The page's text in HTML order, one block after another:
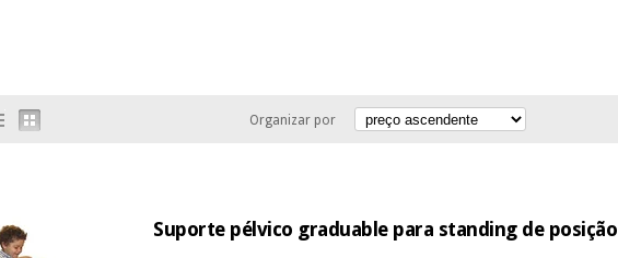
Organizar por
Suporte pélvico graduable para standing de posição